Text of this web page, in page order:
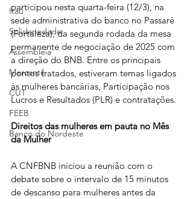
Itaú
Solidariedade
Assembleia
Mercantil
CUT
FEEB
Banco do Nordeste
participou nesta quarta-feira (12/3), na
sede administrativa do banco no Passaré
(Fortaleza), da segunda rodada da mesa
permanente de negociação de 2025 com
a direção do BNB. Entre os principais
pontos tratados, estiveram temas ligados
às mulheres bancárias, Participação nos
Lucros e Resultados (PLR) e contratações.
Direitos das mulheres em pauta no Mês
da Mulher
A CNFBNB iniciou a reunião com o
debate sobre o intervalo de 15 minutos
de descanso para mulheres antes da